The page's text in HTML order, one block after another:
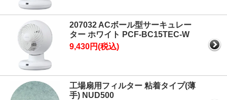
207032 ACボール型サーキュレー
ター ホワイト PCF-BC15TEC-W
9,430円(税込)
工場扇用フィルター 粘着タイプ(薄
手) NUD500